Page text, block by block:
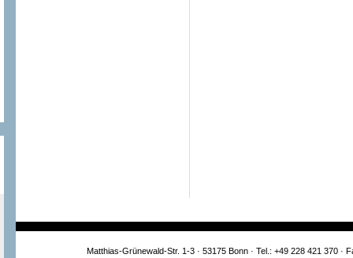
Matthias-Grünewald-Str. 1-3 · 53175 Bonn · Tel.: +49 228 421 370 ·